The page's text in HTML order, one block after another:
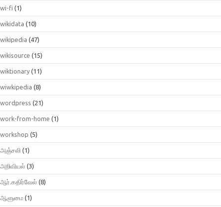
wi-fi (1)
wikidata (10)
wikipedia (47)
wikisource (15)
wiktionary (11)
wiwkipedia (8)
wordpress (21)
work-from-home (1)
workshop (5)
அஞ்சலி (1)
அறிவியல் (3)
ஆர்.கதிர்வேல் (8)
ஆளுமை (1)